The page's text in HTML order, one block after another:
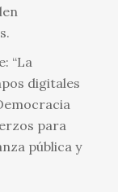
“La
digitales
para
pública y